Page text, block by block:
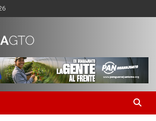
GUANAJUATO